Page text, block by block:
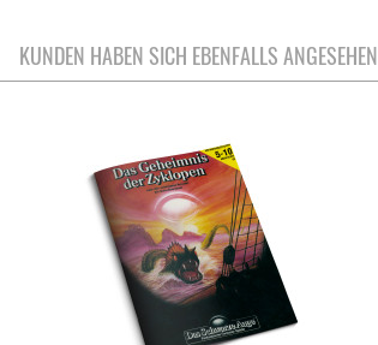
KUNDEN HABEN SICH EBENFALLS ANGESEHEN